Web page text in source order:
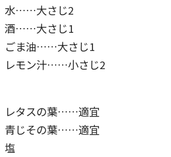
水……大さじ2
酒……大さじ1
ごま油……大さじ1
レモン汁……小さじ2
レタスの葉……適宜
青じその葉……適宜
塩